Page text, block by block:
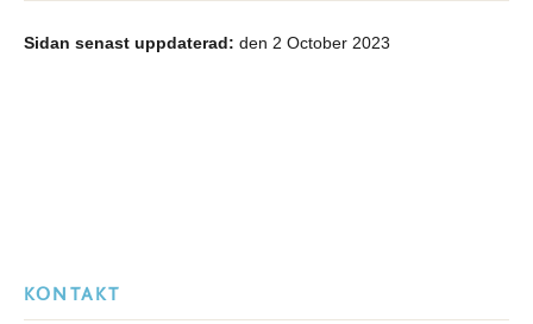
Sidan senast uppdaterad: den 2 October 2023
KONTAKT